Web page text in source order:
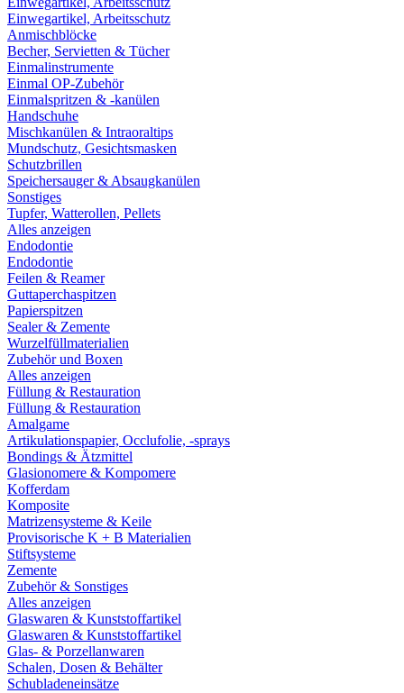
Einwegartikel, Arbeitsschutz
Anmischblöcke
Becher, Servietten & Tücher
Einmalinstrumente
Einmal OP-Zubehör
Einmalspritzen & -kanülen
Handschuhe
Mischkanülen & Intraoraltips
Mundschutz, Gesichtsmasken
Schutzbrillen
Speichersauger & Absaugkanülen
Sonstiges
Tupfer, Watterollen, Pellets
Alles anzeigen
Endodontie
Endodontie
Feilen & Reamer
Guttaperchaspitzen
Papierspitzen
Sealer & Zemente
Wurzelfüllmaterialien
Zubehör und Boxen
Alles anzeigen
Füllung & Restauration
Füllung & Restauration
Amalgame
Artikulationspapier, Occlufolie, -sprays
Bondings & Ätzmittel
Glasionomere & Kompomere
Kofferdam
Komposite
Matrizensysteme & Keile
Provisorische K + B Materialien
Stiftsysteme
Zemente
Zubehör & Sonstiges
Alles anzeigen
Glaswaren & Kunststoffartikel
Glaswaren & Kunststoffartikel
Glas- & Porzellanwaren
Schalen, Dosen & Behälter
Schubladeneinsätze